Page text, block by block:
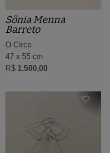
Sônia Menna
Barreto
O Circo
47 x 55 cm
R$ 1.500,00